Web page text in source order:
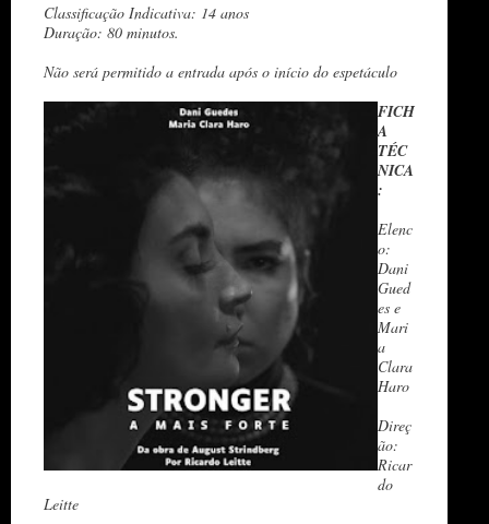
Classificação Indicativa: 14 anos
Duração: 80 minutos.
Não será permitido a entrada após o início do espetáculo
FICH
A
TÉC
NICA
:
Elenc
o:
Dani
Gued
es e
Mari
a
Clara
Haro
Direç
ão:
Ricar
do
Leitte